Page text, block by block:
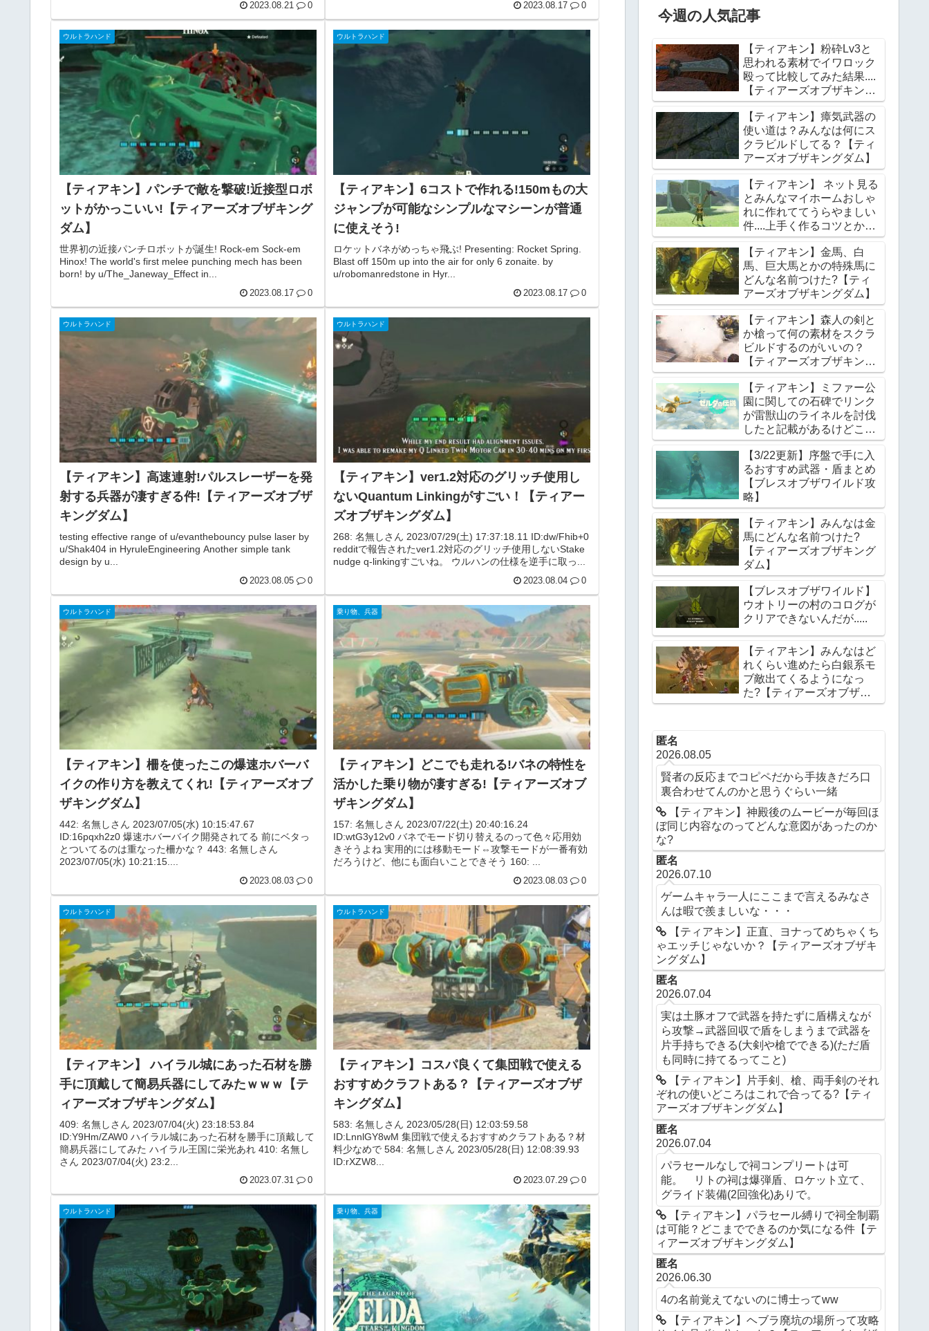
2023.08.21 0 2023.08.17 0
ウルトラハンド
【ティアキン】パンチで敵を撃破!近接型ロボ
ットがかっこいい!【ティアーズオブザキング
ダム】
世界初の近接パンチロボットが誕生! Rock-em Sock-em
Hinox! The world's first melee punching mech has been
born! by u/The_Janeway_Effect in...
2023.08.17 0
ウルトラハンド
【ティアキン】6コストで作れる!150mもの大
ジャンプが可能なシンプルなマシーンが普通
に使えそう!
ロケットバネがめっちゃ飛ぶ! Presenting: Rocket Spring.
Blast off 150m up into the air for only 6 zonaite. by
u/robomanredstone in Hyr...
2023.08.17 0
ウルトラハンド
【ティアキン】高速連射!パルスレーザーを発
射する兵器が凄すぎる件!【ティアーズオブザ
キングダム】
testing effective range of u/evanthebouncy pulse laser by
u/Shak404 in HyruleEngineering Another simple tank
design by u...
2023.08.05 0
ウルトラハンド
【ティアキン】ver1.2対応のグリッチ使用し
ないQuantum Linkingがすごい！【ティアー
ズオブザキングダム】
268: 名無しさん 2023/07/29(土) 17:37:18.11 ID:dw/Fhib+0
redditで報告されたver1.2対応のグリッチ使用しないStake
nudge q-linkingすごいね。 ウルハンの仕様を逆手に取っ...
2023.08.04 0
ウルトラハンド
【ティアキン】柵を使ったこの爆速ホバーバ
イクの作り方を教えてくれ!【ティアーズオブ
ザキングダム】
442: 名無しさん 2023/07/05(水) 10:15:47.67
ID:16pqxh2z0 爆速ホバーバイク開発されてる 前にベタっ
とついてるのは重なった柵かな？ 443: 名無しさん
2023/07/05(水) 10:21:15....
2023.08.03 0
乗り物、兵器
【ティアキン】どこでも走れる!バネの特性を
活かした乗り物が凄すぎる!【ティアーズオブ
ザキングダム】
157: 名無しさん 2023/07/22(土) 20:40:16.24
ID:wtG3y12v0 バネでモード切り替えるのって色々応用効
きそうよね 実用的には移動モード⇔攻撃モードが一番有効
だろうけど、他にも面白いことできそう 160: ...
2023.08.03 0
ウルトラハンド
【ティアキン】 ハイラル城にあった石材を勝
手に頂戴して簡易兵器にしてみたｗｗｗ【テ
ィアーズオブザキングダム】
409: 名無しさん 2023/07/04(火) 23:18:53.84
ID:Y9Hm/ZAW0 ハイラル城にあった石材を勝手に頂戴して
簡易兵器にしてみた ハイラル王国に栄光あれ 410: 名無し
さん 2023/07/04(火) 23:2...
2023.07.31 0
ウルトラハンド
【ティアキン】コスパ良くて集団戦で使える
おすすめクラフトある？【ティアーズオブザ
キングダム】
583: 名無しさん 2023/05/28(日) 12:03:59.58
ID:LnnlGY8wM 集団戦で使えるおすすめクラフトある？材
料少なめで 584: 名無しさん 2023/05/28(日) 12:08:39.93
ID:rXZW8...
2023.07.29 0
ウルトラハンド 乗り物、兵器
今週の人気記事
【ティアキン】粉砕Lv3と
思われる素材でイワロック
殴って比較してみた結果....
【ティアーズオブザキング
ダム】
【ティアキン】瘴気武器の
使い道は？みんなは何にス
クラビルドしてる？【ティ
アーズオブザキングダム】
【ティアキン】 ネット見る
とみんなマイホームおしゃ
れに作れててうらやましい
件....上手く作るコツとかあ
る？【ティアーズオブザキ
ングダム】
【ティアキン】金馬、白
馬、巨大馬とかの特殊馬に
どんな名前つけた?【ティ
アーズオブザキングダム】
【ティアキン】森人の剣と
か槍って何の素材をスクラ
ビルドするのがいいの？
【ティアーズオブザキング
ダム】
【ティアキン】ミファー公
園に関しての石碑でリンク
が雷獣山のライネルを討伐
したと記載があるけどこれ
っていつの話?【ティアー
ズオブザキングダム】
【3/22更新】序盤で手に入
るおすすめ武器・盾まとめ
【ブレスオブザワイルド攻
略】
【ティアキン】みんなは金
馬にどんな名前つけた?
【ティアーズオブザキング
ダム】
【ブレスオブザワイルド】
ウオトリーの村のコログが
クリアできないんだが.....
【ティアキン】みんなはど
れくらい進めたら白銀系モ
ブ敵出てくるようになっ
た?【ティアーズオブザキ
ングダム】
匿名
2026.08.05
賢者の反応までコピペだから手抜きだろ口
裏合わせてんのかと思うぐらい一緒
【ティアキン】神殿後のムービーが毎回ほ
ぼ同じ内容なのってどんな意図があったのか
な?
匿名
2026.07.10
ゲームキャラ一人にここまで言えるみなさ
んは暇で羨ましいな・・・
【ティアキン】正直、ヨナってめちゃくち
ゃエッチじゃないか？【ティアーズオブザキ
ングダム】
匿名
2026.07.04
実は土豚オフで武器を持たずに盾構えなが
ら攻撃→武器回収で盾をしまうまで武器を
片手持ちできる(大剣や槍でできる)(ただ盾
も同時に持てるってこと)
【ティアキン】片手剣、槍、両手剣のそれ
ぞれの使いどころはこれで合ってる?【ティ
アーズオブザキングダム】
匿名
2026.07.04
パラセールなしで祠コンプリートは可
能。 リトの祠は爆弾盾、ロケット立て、
グライド装備(2回強化)ありで。
【ティアキン】パラセール縛りで祠全制覇
は可能？どこまでできるのか気になる件【テ
ィアーズオブザキングダム】
匿名
2026.06.30
4の名前覚えてないのに博士ってww
【ティアキン】ヘブラ廃坑の場所って攻略